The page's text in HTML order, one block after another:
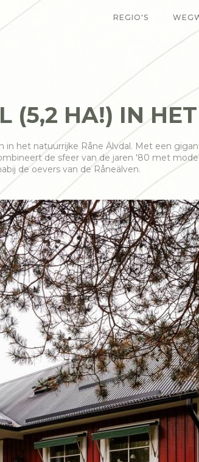
REGIO'S
(5,2 HA!) IN
het natuurrijke Råne Älvdal. Met een
de sfeer van de jaren '80 met
de oevers van de Råneälven.